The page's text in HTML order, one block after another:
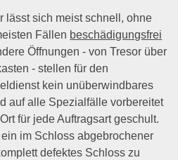
lässt sich meist schnell, ohne
Fällen beschädigungsfrei
Öffnungen - von Tresor über
- stellen für den
kein unüberwindbares
auf alle Spezialfälle vorbereitet
für jede Auftragsart geschult.
im Schloss abgebrochener
defektes Schloss zu